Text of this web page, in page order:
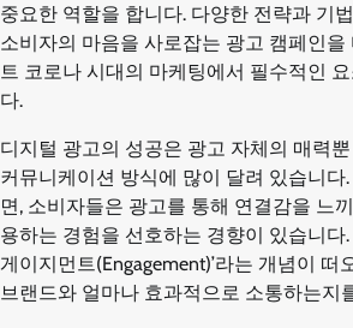
중요한 역할을 합니다. 다양한 전략과 기
소비자의 마음을 사로잡는 광고 캠페인
트 코로나 시대의 마케팅에서 필수적인
다.
디지털 광고의 성공은 광고 자체의 매력
커뮤니케이션 방식에 많이 달려 있습니다
면, 소비자들은 광고를 통해 연결감을 느
용하는 경험을 선호하는 경향이 있습니다.
게이지먼트(Engagement)’라는 개념이 떠
브랜드와 얼마나 효과적으로 소통하는지